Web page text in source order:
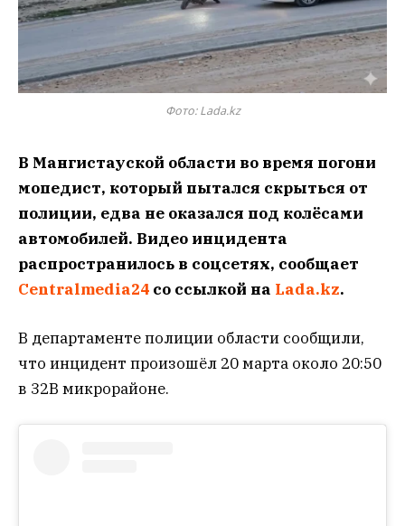
Фото: Lada.kz
В Мангистауской области во время погони
мопедист, который пытался скрыться от
полиции, едва не оказался под колёсами
автомобилей. Видео инцидента
распространилось в соцсетях, сообщает
Centralmedia24 со ссылкой на Lada.kz.
В департаменте полиции области сообщили,
что инцидент произошёл 20 марта около 20:50
в 32В микрорайоне.